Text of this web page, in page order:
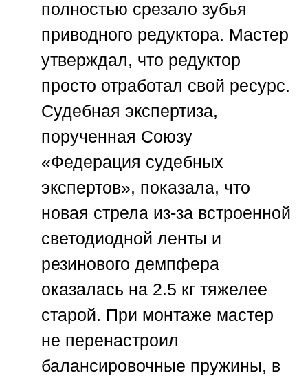
полностью срезало зубья
приводного редуктора. Мастер
утверждал, что редуктор
просто отработал свой ресурс.
Судебная экспертиза,
порученная Союзу
«Федерация судебных
экспертов», показала, что
новая стрела из-за встроенной
светодиодной ленты и
резинового демпфера
оказалась на 2.5 кг тяжелее
старой. При монтаже мастер
не перенастроил
балансировочные пружины, в